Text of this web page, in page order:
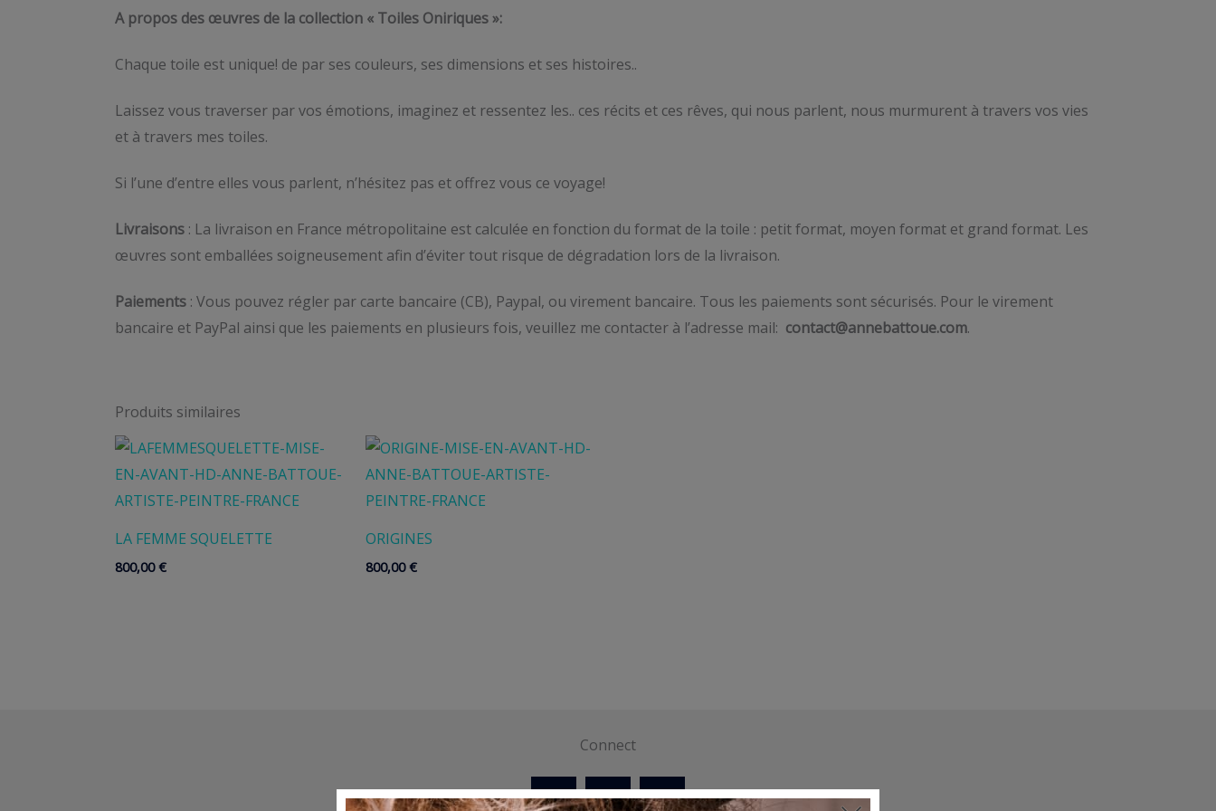
A propos des œuvres de la collection « Toiles Oniriques »:
Chaque toile est unique! de par ses couleurs, ses dimensions et ses histoires..
Laissez vous traverser par vos émotions, imaginez et ressentez les.. ces récits et ces rêves, qui nous parlent, nous murmurent à travers vos vies
et à travers mes toiles.
Si l’une d’entre elles vous parlent, n’hésitez pas et offrez vous ce voyage!
Livraisons: La livraison en France métropolitaine est calculée en fonction du format de la toile : petit format, moyen format et grand format. Les
œuvres sont emballées soigneusement afin d’éviter tout risque de dégradation lors de la livraison.
Paiements: Vous pouvez régler par carte bancaire (CB), Paypal, ou virement bancaire. Tous les paiements sont sécurisés. Pour le virement
bancaire et PayPal ainsi que les paiements en plusieurs fois, veuillez me contacter à l’adresse mail: contact@annebattoue.com.
Produits similaires
LA FEMME SQUELETTE
800,00€
ORIGINES
800,00€
Connect